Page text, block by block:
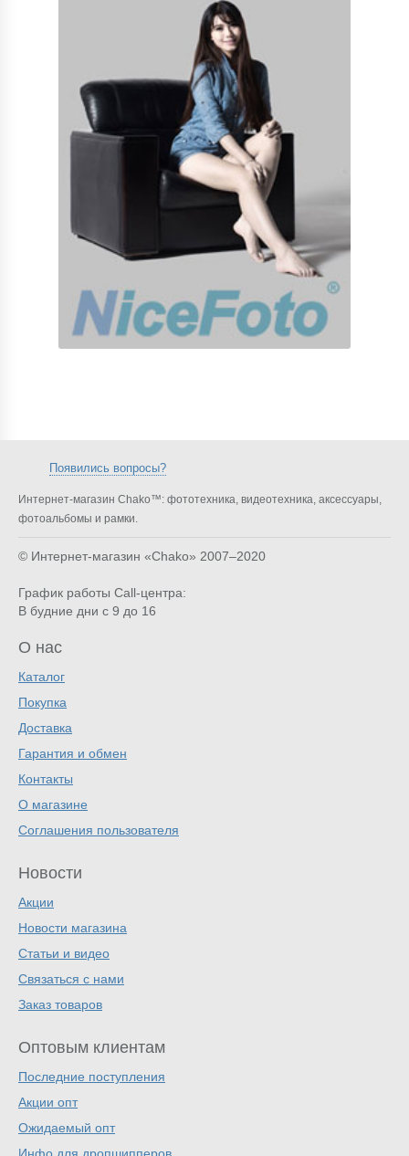
Появились вопросы?
Интернет-магазин Chako™: фототехника, видеотехника, аксессуары,
фотоальбомы и рамки.
© Интернет-магазин «Chako» 2007–2020
График работы Call-центра:
В будние дни с 9 до 16
О нас
Каталог
Покупка
Доставка
Гарантия и обмен
Контакты
О магазине
Соглашения пользователя
Новости
Акции
Новости магазина
Статьи и видео
Связаться с нами
Заказ товаров
Оптовым клиентам
Последние поступления
Акции опт
Ожидаемый опт